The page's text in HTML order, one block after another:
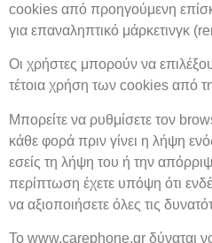
cookies από προηγούμενη
για επαναληπτικό μάρκετινγκ
Οι χρήστες μπορούν να
τέτοια χρήση των cookies από
Μπορείτε να ρυθμίσετε τον
κάθε φορά πριν γίνει η λήψη
εσείς τη λήψη του ή την
περίπτωση έχετε υπόψη ότι
να αξιοποιήσετε όλες τις
Το www.carephone.gr δύναται να